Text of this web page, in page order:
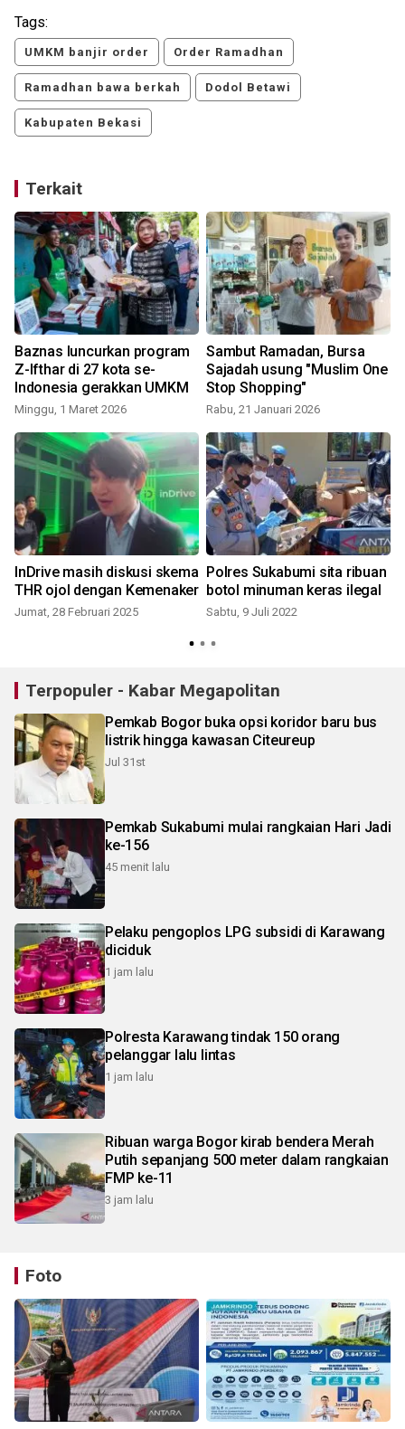
Tags:
UMKM banjir order Order Ramadhan
Ramadhan bawa berkah Dodol Betawi
Kabupaten Bekasi
Terkait
Baznas luncurkan program
Z-Ifthar di 27 kota se-
Indonesia gerakkan UMKM
Minggu, 1 Maret 2026
Sambut Ramadan, Bursa
Sajadah usung "Muslim One
Stop Shopping"
Rabu, 21 Januari 2026
InDrive masih diskusi skema
THR ojol dengan Kemenaker
Jumat, 28 Februari 2025
Polres Sukabumi sita ribuan
botol minuman keras ilegal
Sabtu, 9 Juli 2022
Terpopuler - Kabar Megapolitan
Pemkab Bogor buka opsi koridor baru bus
listrik hingga kawasan Citeureup
Jul 31st
Pemkab Sukabumi mulai rangkaian Hari Jadi
ke-156
45 menit lalu
Pelaku pengoplos LPG subsidi di Karawang
diciduk
1 jam lalu
Polresta Karawang tindak 150 orang
pelanggar lalu lintas
1 jam lalu
Ribuan warga Bogor kirab bendera Merah
Putih sepanjang 500 meter dalam rangkaian
FMP ke-11
3 jam lalu
Foto